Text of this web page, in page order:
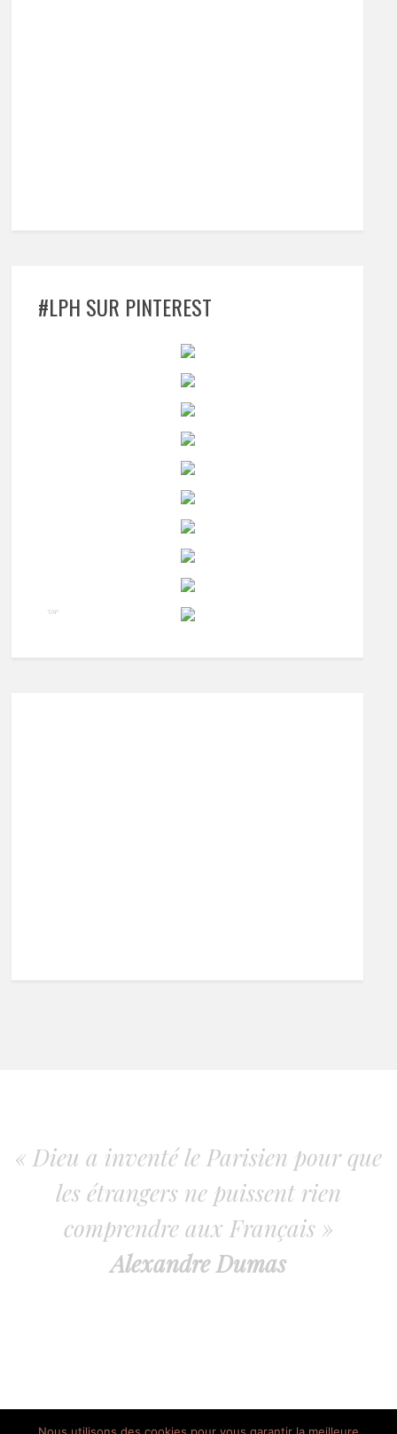
#LPH SUR PINTEREST
TAP
« Dieu a inventé le Parisien pour que
les étrangers ne puissent rien
comprendre aux Français »
Alexandre Dumas